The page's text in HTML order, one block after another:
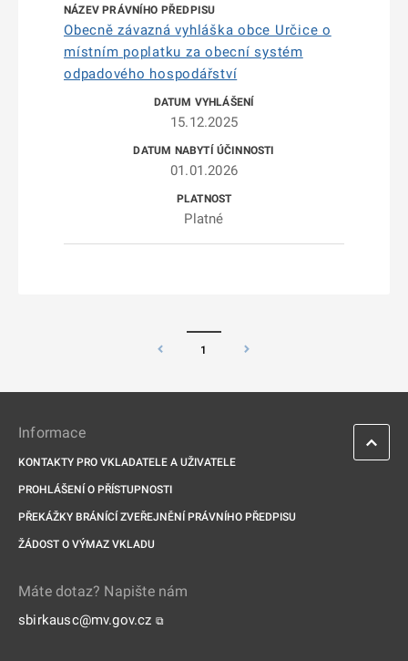
Obecně závazná vyhláška obce Určice o
místním poplatku za obecní systém
odpadového hospodářství
15.12.2025
01.01.2026
Platné
1
Informace
KONTAKTY PRO VKLADATELE A UŽIVATELE
PROHLÁŠENÍ O PŘÍSTUPNOSTI
PŘEKÁŽKY BRÁNÍCÍ ZVEŘEJNĚNÍ PRÁVNÍHO PŘEDPISU
ŽÁDOST O VÝMAZ VKLADU
Máte dotaz? Napište nám
sbirkausc@mv.gov.cz ⧉